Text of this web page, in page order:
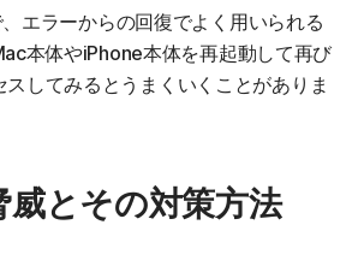
エラーからの回復でよく用いられる
本体やiPhone本体を再起動して再び
してみるとうまくいくことがありま
とその対策方法